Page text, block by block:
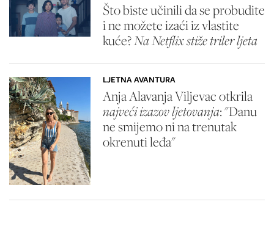
Što biste učinili da se probudite
i ne možete izaći iz vlastite
kuće?Na Netflix stiže triler ljeta
LJETNA AVANTURA
Anja Alavanja Viljevac otkrila
najveći izazov ljetovanja: "Danu
ne smijemo ni na trenutak
okrenuti leđa"